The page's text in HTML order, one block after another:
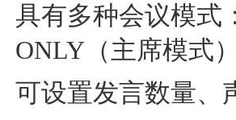
具有多种会议模式
ONLY（主席模式
可设置发言数量、